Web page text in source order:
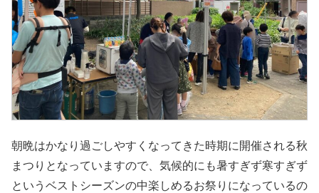
朝晩はかなり過ごしやすくなってきた時期に開催される秋
まつりとなっていますので、気候的にも暑すぎず寒すぎず
というベストシーズンの中楽しめるお祭りになっているの